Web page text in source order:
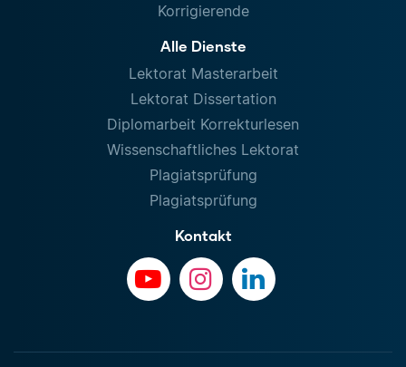
Korrigierende
Alle Dienste
Lektorat Masterarbeit
Lektorat Dissertation
Diplomarbeit Korrekturlesen
Wissenschaftliches Lektorat
Plagiatsprüfung
Plagiatsprüfung
Kontakt